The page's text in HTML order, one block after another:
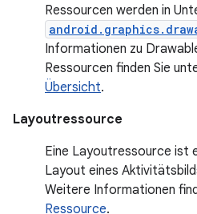
Ressourcen werden in
Informationen zu
Ressourcen finden Sie
Übersicht.
Layoutressource
Eine Layoutressource ist
Layout eines
Weitere Informationen
Ressource.